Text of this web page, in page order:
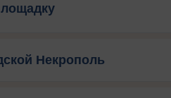
Некрополь